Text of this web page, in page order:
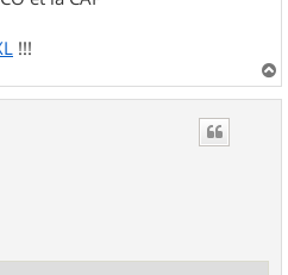
!!!
a